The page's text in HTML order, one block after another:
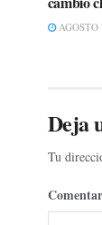
AGOSTO
Deja
Tu